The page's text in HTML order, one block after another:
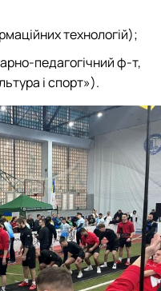
технологій);
педагогічний ф-т,
і спорт»).